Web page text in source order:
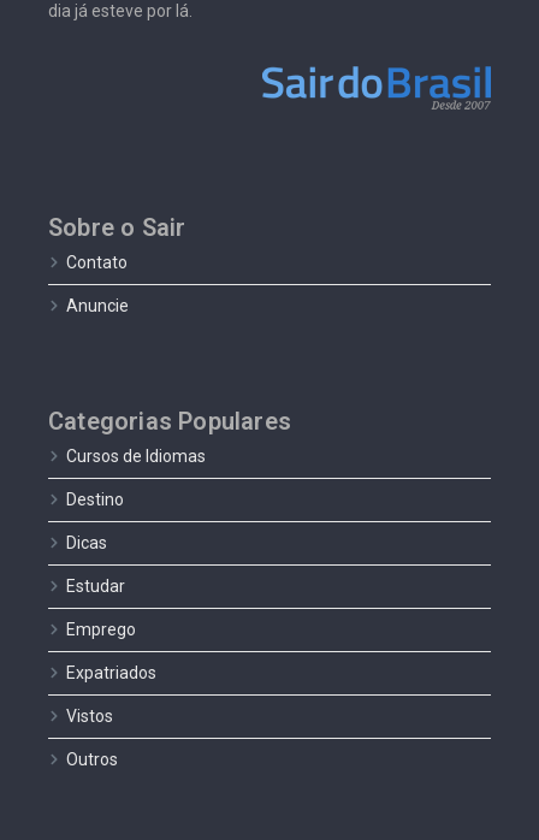
dia já esteve por lá.
Sobre o Sair
Contato
Anuncie
Categorias Populares
Cursos de Idiomas
Destino
Dicas
Estudar
Emprego
Expatriados
Vistos
Outros